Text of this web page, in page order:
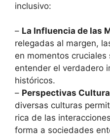
inclusivo:
– La Influencia de las
relegadas al margen,
en momentos cruciales
entender el verdadero
históricos.
– Perspectivas
diversas culturas
rica de las
forma a sociedades